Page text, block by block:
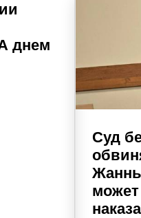
днем
Суд